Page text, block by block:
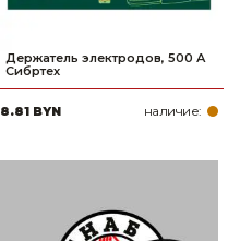
Держатель электродов, 500 А
Сибртех
8.81 BYN наличие: